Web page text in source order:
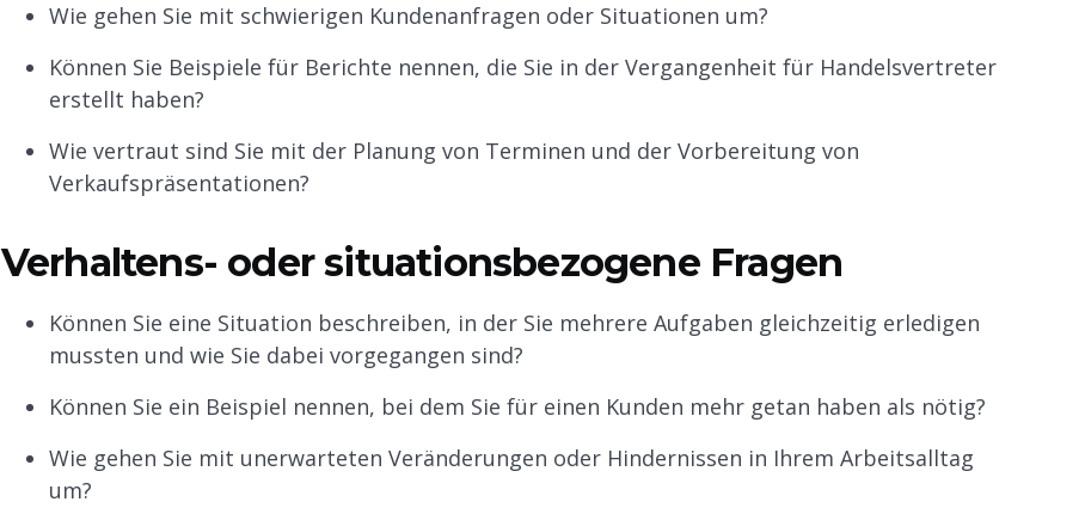
Wie gehen Sie mit schwierigen Kundenanfragen oder Situationen um?
Können Sie Beispiele für Berichte nennen, die Sie in der Vergangenheit für Handelsvertreter
erstellt haben?
Wie vertraut sind Sie mit der Planung von Terminen und der Vorbereitung von
Verkaufspräsentationen?
Verhaltens- oder situationsbezogene Fragen
Können Sie eine Situation beschreiben, in der Sie mehrere Aufgaben gleichzeitig erledigen
mussten und wie Sie dabei vorgegangen sind?
Können Sie ein Beispiel nennen, bei dem Sie für einen Kunden mehr getan haben als nötig?
Wie gehen Sie mit unerwarteten Veränderungen oder Hindernissen in Ihrem Arbeitsalltag
um?